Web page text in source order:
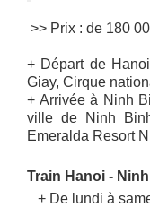
>> Prix : de 180
+ Départ de
Giay, Cirque
+ Arrivée à Ninh
ville de Ninh
Emeralda Resort
Train Hanoi -
+ De lundi à